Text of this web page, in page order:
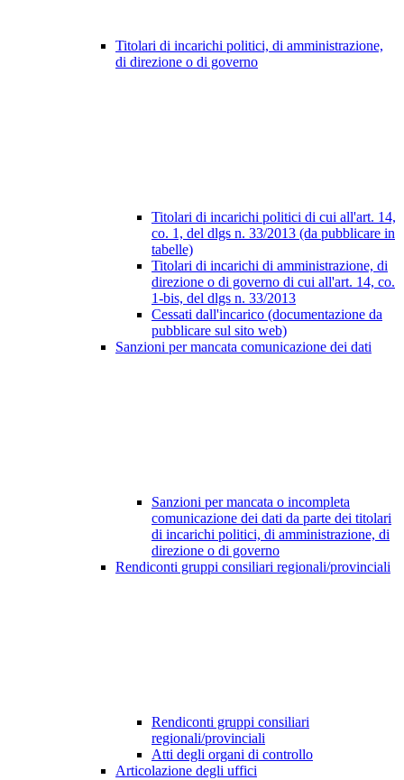
Titolari di incarichi politici, di amministrazione,
di direzione o di governo
Titolari di incarichi politici di cui all'art. 14,
co. 1, del dlgs n. 33/2013 (da pubblicare in
tabelle)
Titolari di incarichi di amministrazione, di
direzione o di governo di cui all'art. 14, co.
1-bis, del dlgs n. 33/2013
Cessati dall'incarico (documentazione da
pubblicare sul sito web)
Sanzioni per mancata comunicazione dei dati
Sanzioni per mancata o incompleta
comunicazione dei dati da parte dei titolari
di incarichi politici, di amministrazione, di
direzione o di governo
Rendiconti gruppi consiliari regionali/provinciali
Rendiconti gruppi consiliari
regionali/provinciali
Atti degli organi di controllo
Articolazione degli uffici